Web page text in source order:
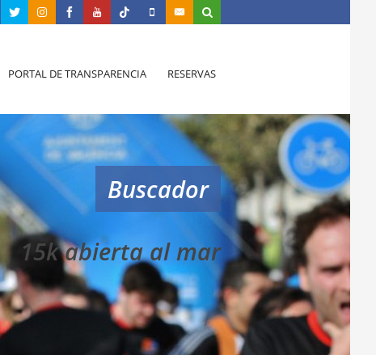
PORTAL DE TRANSPARENCIA RESERVAS
Buscador
15k abierta al mar